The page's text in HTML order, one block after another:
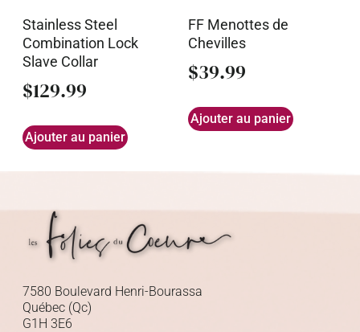
Stainless Steel
Combination Lock
Slave Collar
$129.99
Ajouter au panier
FF Menottes de
Chevilles
$39.99
Ajouter au panier
7580 Boulevard Henri-Bourassa
Québec (Qc)
G1H 3E6